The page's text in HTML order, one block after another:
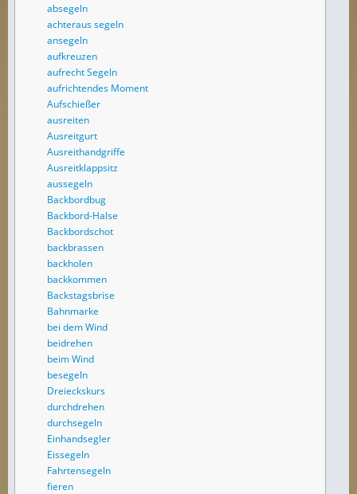
absegeln
achteraus segeln
ansegeln
aufkreuzen
aufrecht Segeln
aufrichtendes Moment
Aufschießer
ausreiten
Ausreitgurt
Ausreithandgriffe
Ausreitklappsitz
aussegeln
Backbordbug
Backbord-Halse
Backbordschot
backbrassen
backholen
backkommen
Backstagsbrise
Bahnmarke
bei dem Wind
beidrehen
beim Wind
besegeln
Dreieckskurs
durchdrehen
durchsegeln
Einhandsegler
Eissegeln
Fahrtensegeln
fieren